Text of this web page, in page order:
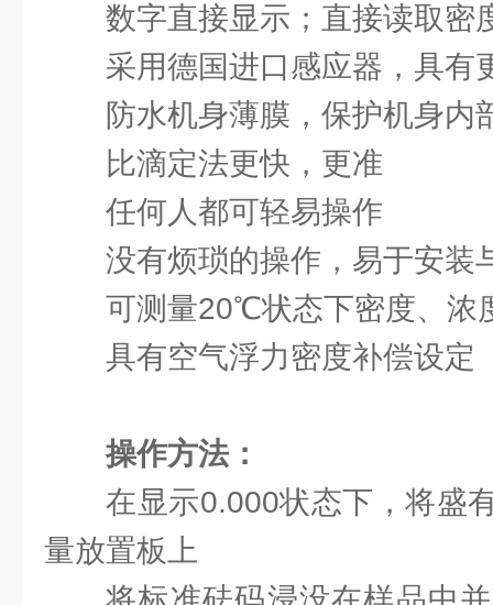
数字直接显示；直接读取密
采用德国进口感应器，具有
防水机身薄膜，保护机身内
比滴定法更快，更准
任何人都可轻易操作
没有烦琐的操作，易于安装
可测量20℃状态下密度、浓
具有空气浮力密度补偿设定
操作方法：
在显示0.000状态下，将盛
量放置板上